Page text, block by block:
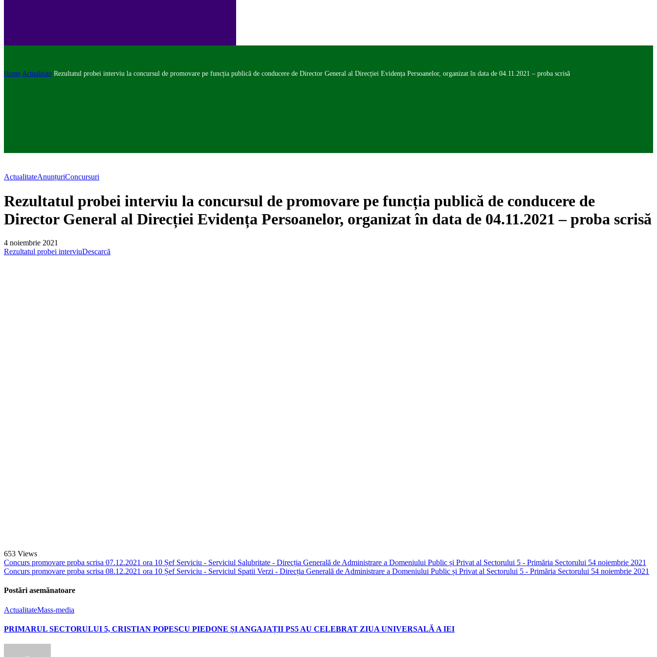
Home Actualitate Rezultatul probei interviu la concursul de promovare pe funcția publică de conducere de Director General al Direcției Evidența Persoanelor, organizat în data de 04.11.2021 – proba scrisă
ActualitateAnunțuriConcursuri
Rezultatul probei interviu la concursul de promovare pe funcția publică de conducere de
Director General al Direcției Evidența Persoanelor, organizat în data de 04.11.2021 – proba scrisă
4 noiembrie 2021
Rezultatul probei interviuDescarcă
653 Views
Concurs promovare proba scrisa 07.12.2021 ora 10 Șef Serviciu - Serviciul Salubritate - Direcția Generală de Administrare a Domeniului Public și Privat al Sectorului 5 - Primăria Sectorului 54 noiembrie 2021
Concurs promovare proba scrisa 08.12.2021 ora 10 Șef Serviciu - Serviciul Spatii Verzi - Direcția Generală de Administrare a Domeniului Public și Privat al Sectorului 5 - Primăria Sectorului 54 noiembrie 2021
Postări asemănatoare
ActualitateMass-media
PRIMARUL SECTORULUI 5, CRISTIAN POPESCU PIEDONE ȘI ANGAJAȚII PS5 AU CELEBRAT ZIUA UNIVERSALĂ A IEI